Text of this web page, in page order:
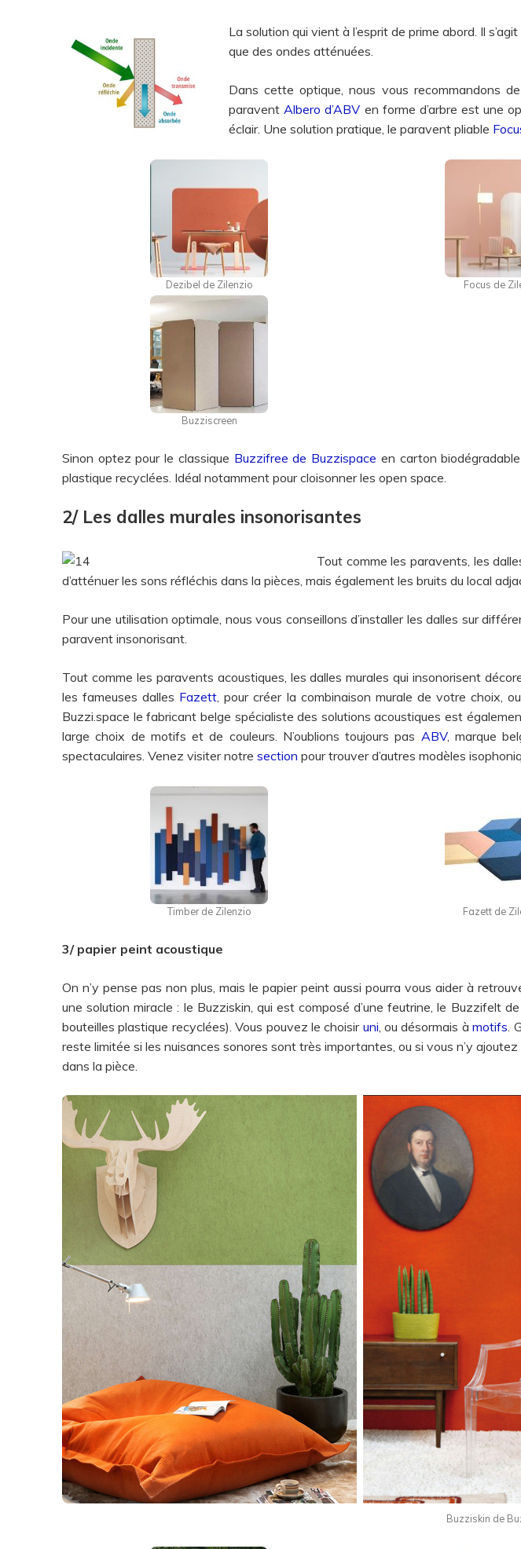
La solution qui vient à l’esprit de prime abord. Il
que des ondes atténuées.
Dans cette optique, nous vous recommandons
paraventAlbero d’ABV en forme d’arbre est une
éclair. Une solution pratique, le paravent pliable
Dezibel de Zilenzio Focus de
Buzziscreen
Sinon optez pour le classique Buzzifree de Buzzispace en carton
plastique recyclées. Idéal notamment pour cloisonner les open space.
2/ Les dalles murales insonorisantes
Tout comme les paravents, les
d’atténuer les sons réfléchis dans la pièces, mais également les bruits du local
Pour une utilisation optimale, nous vous conseillons d’installer les dalles sur
paravent insonorisant.
Tout comme les paravents acoustiques, les dalles murales qui insonorisent
les fameuses dalles Fazett , pour créer la combinaison murale de votre choix, ou
Buzzi.space le fabricant belge spécialiste des solutions acoustiques est
large choix de motifs et de couleurs. N’oublions toujours pas ABV, marque
spectaculaires. Venez visiter notre section pour trouver d’autres modèles
Timber de Zilenzio Fazett de
3/ papier peint acoustique
On n’y pense pas non plus, mais le papier peint aussi pourra vous aider à
une solution miracle : le Buzziskin, qui est composé d’une feutrine, le Buzzifelt
bouteilles plastique recyclées). Vous pouvez le choisir uni , ou désormais àmotifs .
reste limitée si les nuisances sonores sont très importantes, ou si vous n’y
dans la pièce.
Buzziskin de